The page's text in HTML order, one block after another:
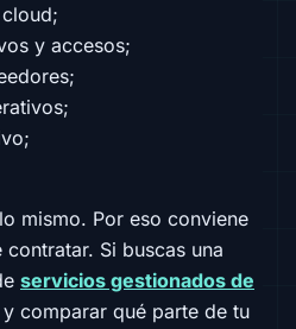
y accesos;
mismo. Por eso conviene
Si buscas una
servicios gestionados de
y comparar qué parte de tu